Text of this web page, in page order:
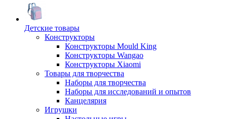
Детские товары
Конструкторы
Конструкторы Mould King
Конструкторы Wangao
Конструкторы Xiaomi
Товары для творчества
Наборы для творчества
Наборы для исследований и опытов
Канцелярия
Игрушки